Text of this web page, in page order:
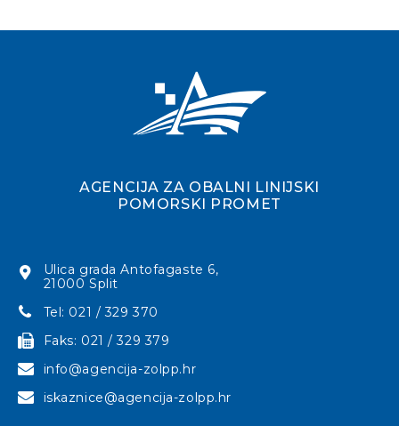
AGENCIJA ZA OBALNI LINIJSKI
POMORSKI PROMET
Ulica grada Antofagaste 6,
21000 Split
Tel: 021 / 329 370
Faks: 021 / 329 379
info@agencija-zolpp.hr
iskaznice@agencija-zolpp.hr